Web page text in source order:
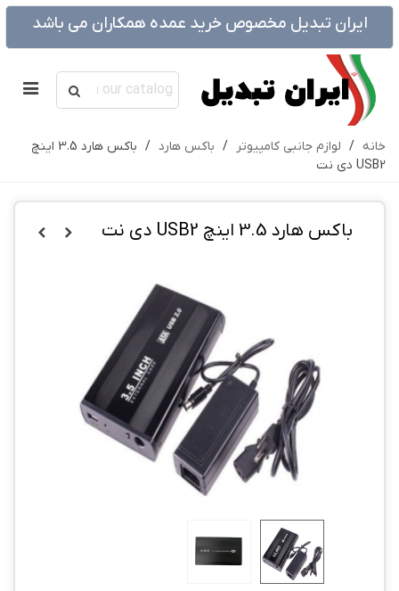
ایران تبدیل مخصوص خرید عمده همکاران می باشد
خانه / لوازم جانبی کامپیوتر / باکس هارد /
باکس هارد 3.5 اینچ
USB2 دی نت
باکس هارد 3.5 اینچ USB2 دی نت